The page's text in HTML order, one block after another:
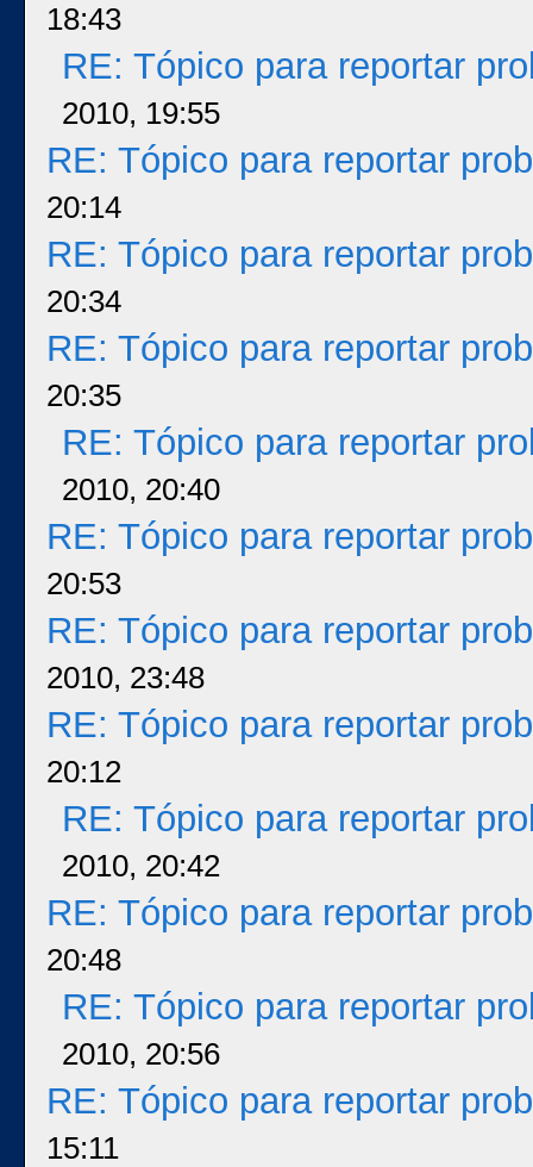
18:43
RE: Tópico para reportar
2010, 19:55
RE: Tópico para reportar
20:14
RE: Tópico para reportar
20:34
RE: Tópico para reportar
20:35
RE: Tópico para reportar
2010, 20:40
RE: Tópico para reportar
20:53
RE: Tópico para reportar
2010, 23:48
RE: Tópico para reportar
20:12
RE: Tópico para reportar
2010, 20:42
RE: Tópico para reportar
20:48
RE: Tópico para reportar
2010, 20:56
RE: Tópico para reportar
15:11